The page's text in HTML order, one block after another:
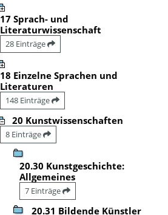
17 Sprach- und
Literaturwissenschaft
28 Einträge
18 Einzelne Sprachen und
Literaturen
148 Einträge
20 Kunstwissenschaften
8 Einträge
20.30 Kunstgeschichte:
Allgemeines
7 Einträge
20.31 Bildende Künstler